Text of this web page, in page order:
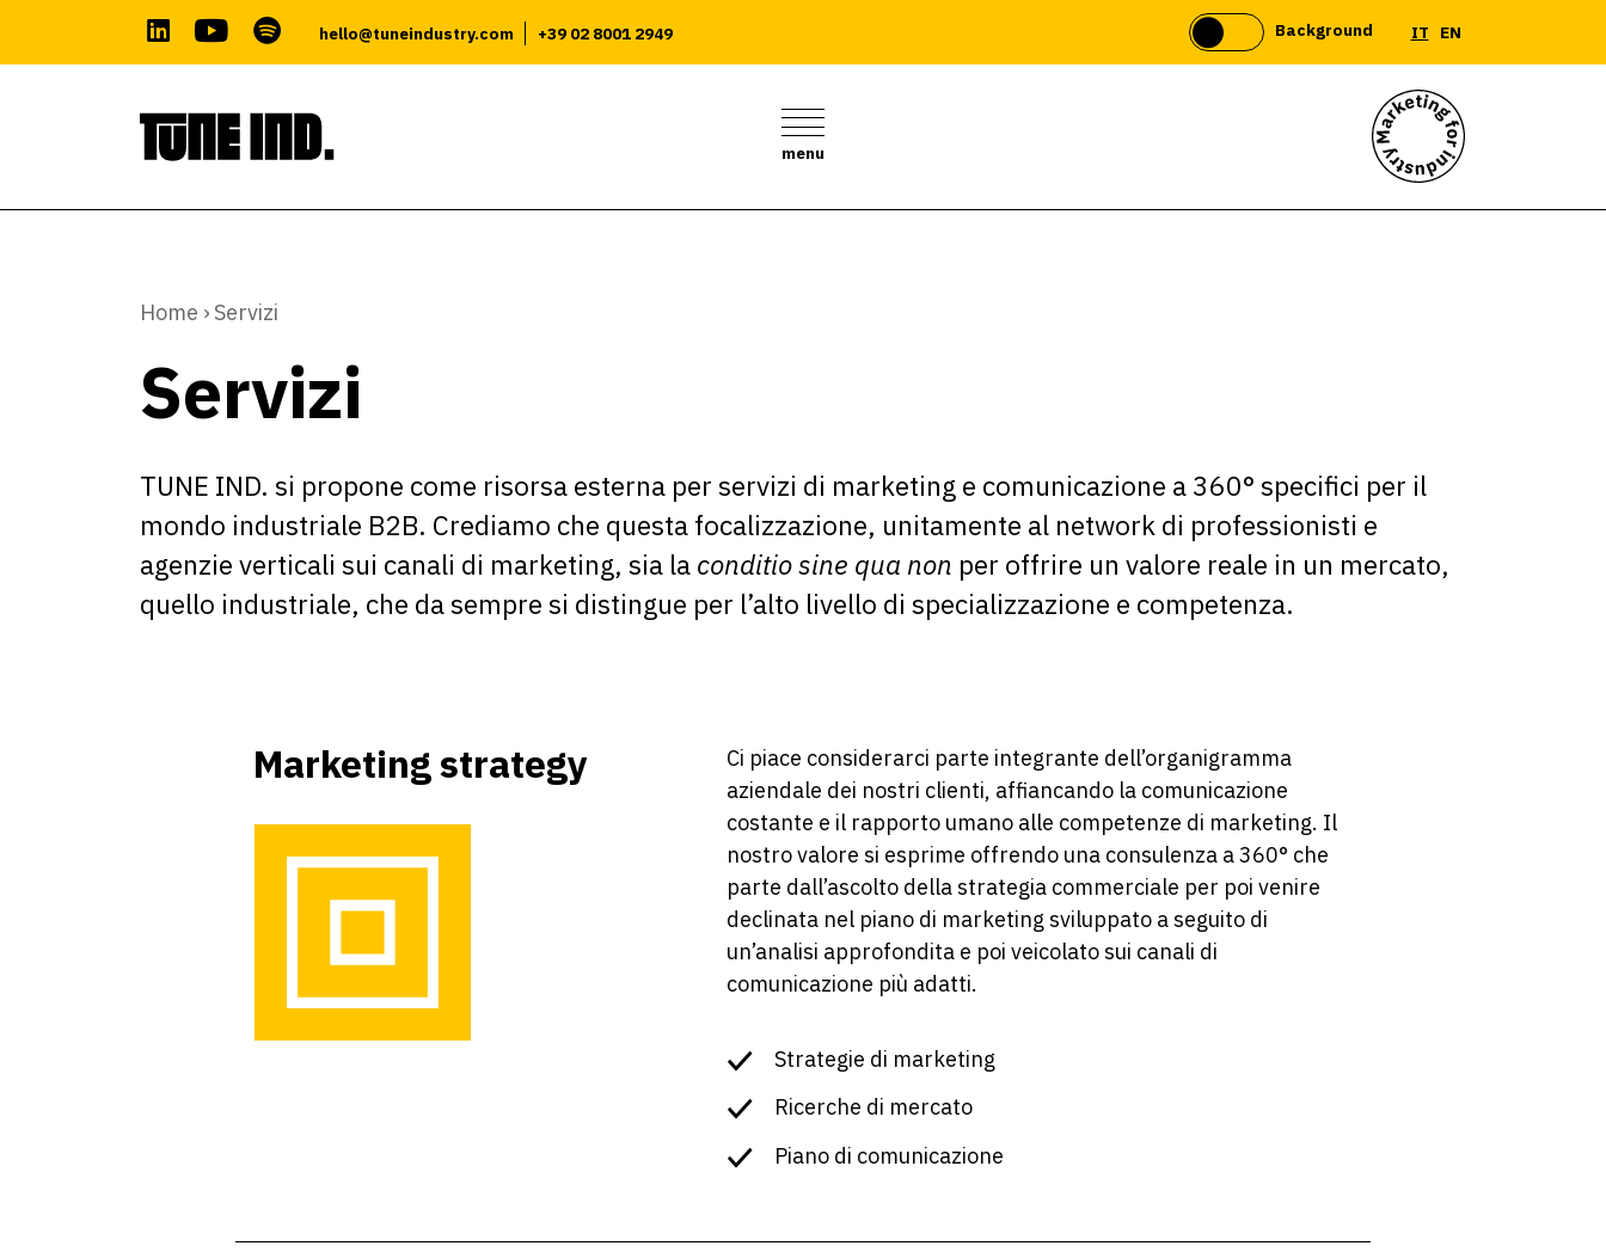
hello@tuneindustry.com +39 02 8001 2949 Background IT EN
menu
Home › Servizi
Servizi
TUNE IND. si propone come risorsa esterna per servizi di marketing e comunicazione a 360° specifici per il
mondo industriale B2B. Crediamo che questa focalizzazione, unitamente al network di professionisti e
agenzie verticali sui canali di marketing, sia la conditio sine qua non per offrire un valore reale in un mercato,
quello industriale, che da sempre si distingue per l’alto livello di specializzazione e competenza.
Marketing strategy
Ci piace considerarci parte integrante dell’organigramma
aziendale dei nostri clienti, affiancando la comunicazione
costante e il rapporto umano alle competenze di marketing. Il
nostro valore si esprime offrendo una consulenza a 360° che
parte dall’ascolto della strategia commerciale per poi venire
declinata nel piano di marketing sviluppato a seguito di
un’analisi approfondita e poi veicolato sui canali di
comunicazione più adatti.
Strategie di marketing
Ricerche di mercato
Piano di comunicazione